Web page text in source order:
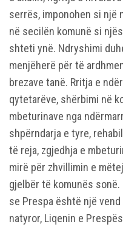
serrës, imponohen si një
në secilën komunë si
shteti ynë. Ndryshimi
menjëherë për të
brezave tanë. Rritja e
qytetarëve, shërbimi në
mbeturinave nga
shpërndarja e tyre,
të reja, zgjedhja e
mirë për zhvillimin e
gjelbër të komunës
se Prespa është një
natyror, Liqenin e